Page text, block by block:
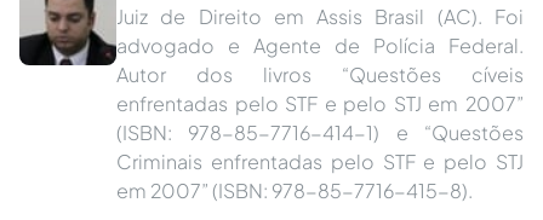
Juiz de Direito em Assis Brasil (AC). Foi
advogado e Agente de Polícia Federal.
Autor dos livros “Questões cíveis
enfrentadas pelo STF e pelo STJ em 2007”
(ISBN: 978-85-7716-414-1) e “Questões
Criminais enfrentadas pelo STF e pelo STJ
em 2007” (ISBN: 978-85-7716-415-8).